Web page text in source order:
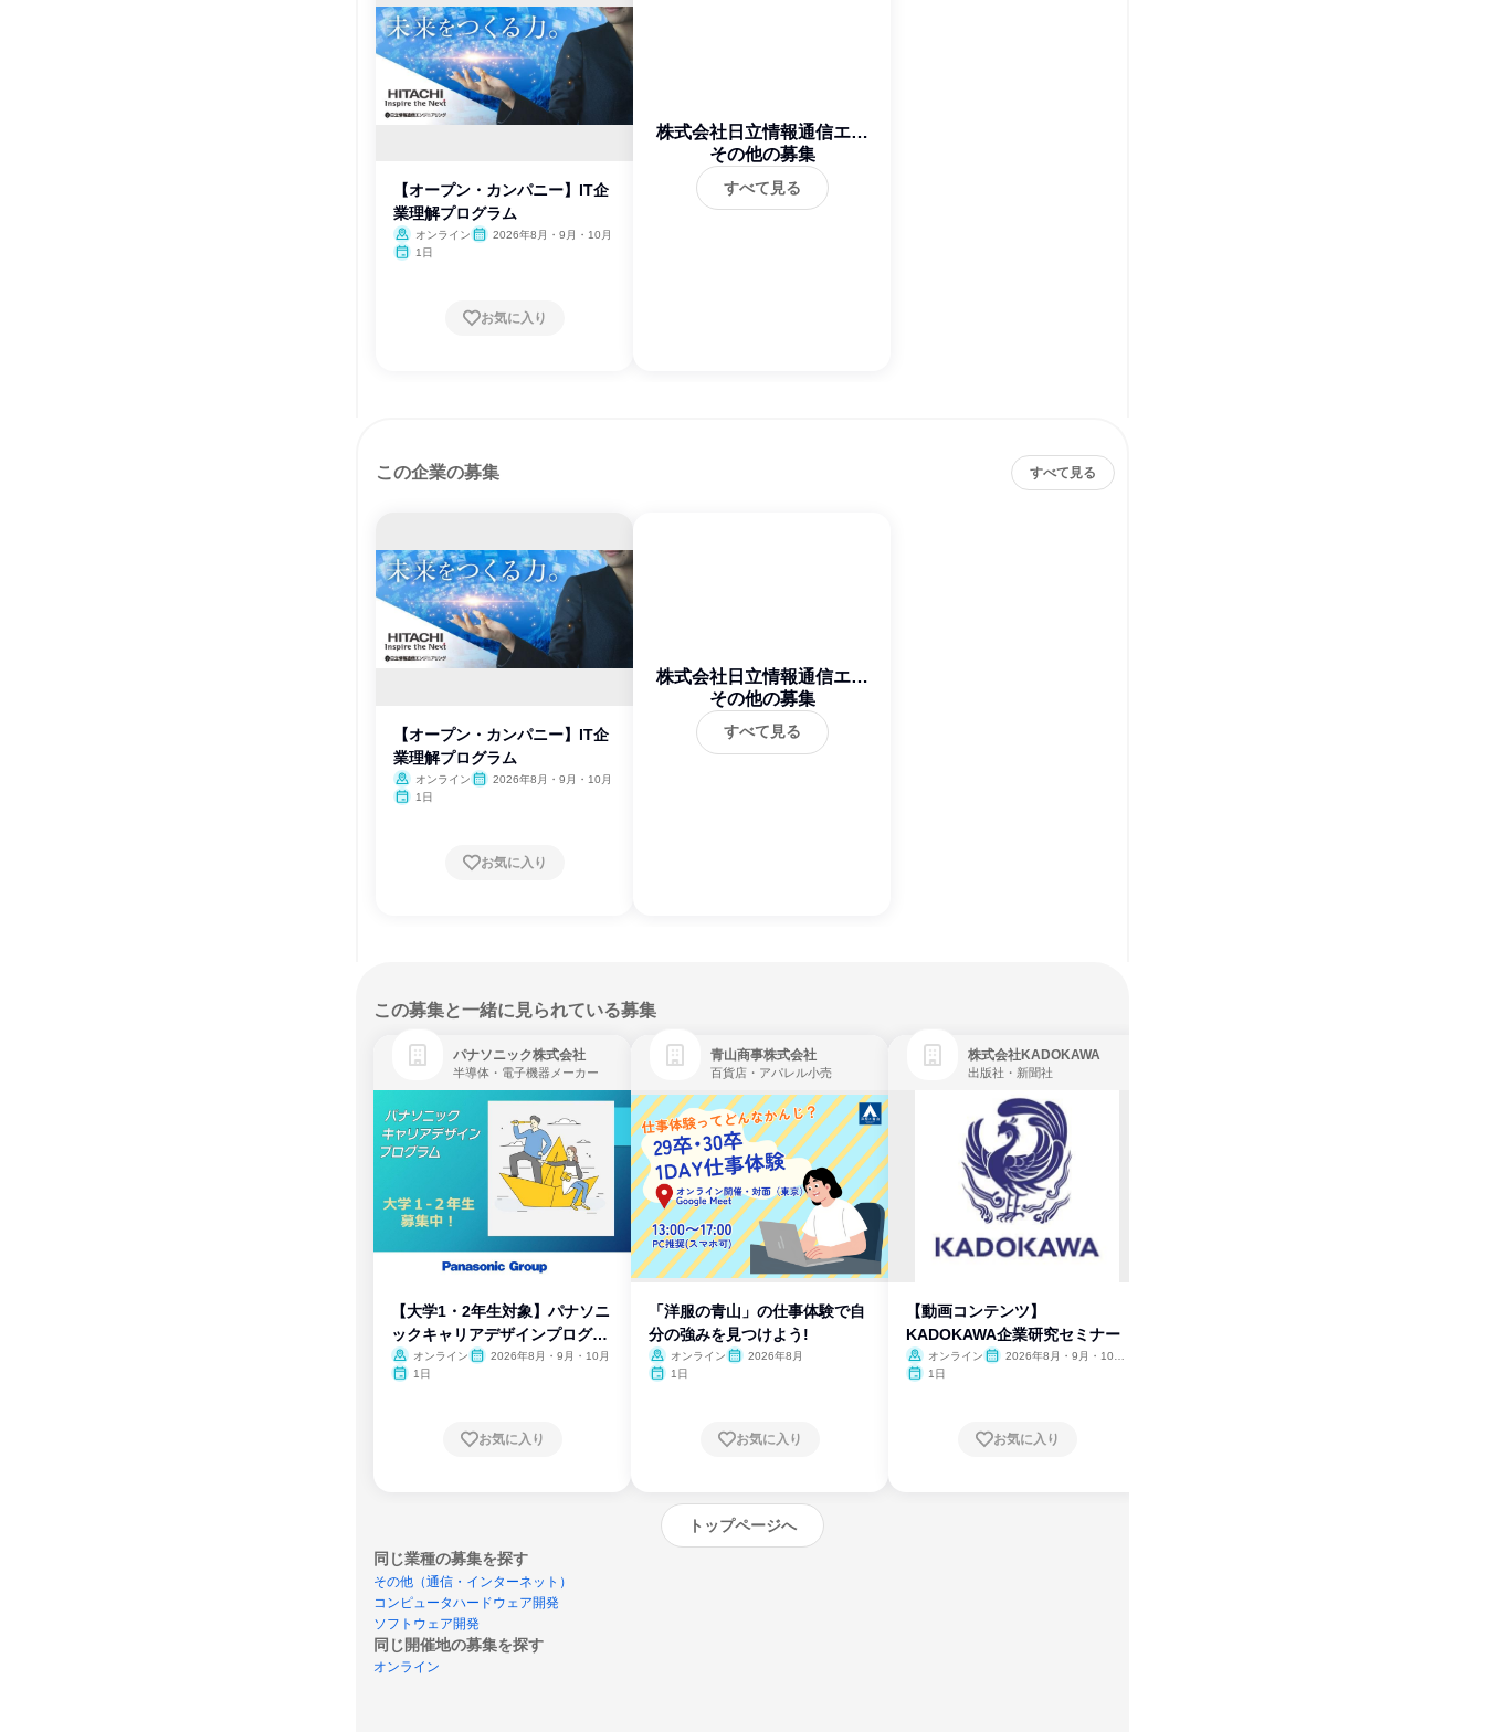
【オープン・カンパニー】IT企
業理解プログラム
オンライン
2026年8月・9月・10月
1日
お気に入り
株式会社日立情報通信エン
ジニアリング
その他の募集
すべて見る
この企業の募集 すべて見る
【オープン・カンパニー】IT企
業理解プログラム
オンライン
2026年8月・9月・10月
1日
お気に入り
株式会社日立情報通信エン
ジニアリング
その他の募集
すべて見る
この募集と一緒に見られている募集
パナソニック株式会社
半導体・電子機器メーカー
【大学1・2年生対象】パナソニ
ックキャリアデザインプログラ
ム
オンライン
2026年8月・9月・10月
1日
お気に入り
青山商事株式会社
百貨店・アパレル小売
「洋服の青山」の仕事体験で自
分の強みを見つけよう!
オンライン
2026年8月
1日
お気に入り
株式会社KADOKAWA
出版社・新聞社
【動画コンテンツ】
KADOKAWA企業研究セミナー
オンライン
2026年8月・9月・10
1日
お気に入り
トップページへ
同じ業種の募集を探す
その他（通信・インターネット）
コンピュータハードウェア開発
ソフトウェア開発
同じ開催地の募集を探す
オンライン